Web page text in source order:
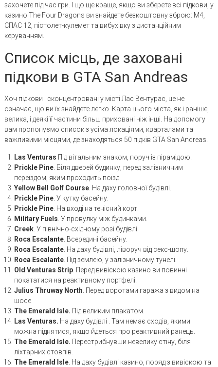
захочете під час гри. І що ще краще, якщо ви зберете всі підкови, у
казино The Four Dragons ви знайдете безкоштовну зброю: М4,
СПАС 12, пістолет-кулемет та вибухівку з дистанційним
керуванням.
Список місць, де заховані
підкови в GTA San Andreas
Хоч підкови і сконцентровані у місті Лас Вентурас, це не
означає, що ви їх знайдете легко. Карта цього міста, як і раніше,
велика, і деякі її частини більш приховані ніж інші. На допомогу
вам пропонуємо список з усіма локаціями, кварталами та
важливими місцями, де знаходяться 50 підків GTA San Andreas.
Las Venturas Під вітальним знаком, поруч із пірамідою.
Prickle Pine. Біля дверей будинку, перед залізничним
переїздом, яким проходить поїзд.
Yellow Bell Golf Course. На даху головної будівлі.
Prickle Pine. У кутку басейну.
Prickle Pine. На вході на тенісний корт.
Military Fuels . У провулку між будинками.
Creek. У північно-східному розі будівлі.
Roca Escalante. Всередині басейну.
Roca Escalante. На даху будівлі, ліворуч від секс-шопу.
Roca Escalante. Під землею, у залізничному тунелі.
Old Venturas Strip. Перед вивіскою казино ви повинні
покататися на реактивному портфелі.
Julius Thruway North . Перед воротами гаража з видом на
шосе.
The Emerald Isle. Під великим плакатом.
Las Venturas. На даху будівлі . Там немає сходів, якими
можна піднятися, якщо йдеться про реактивний ранець.
The Emerald Isle. Перестрибнувши невелику стіну, біля
ліхтарних стовпів.
The Emerald Isle. На даху будівлі казино, поряд з вивіскою та